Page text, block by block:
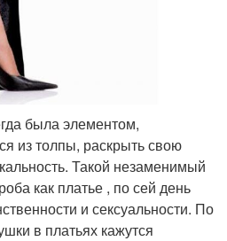
была элементом,
из толпы, раскрыть свою
Такой незаменимый
как платье , по сей день
и сексуальности. По
в платьях кажутся